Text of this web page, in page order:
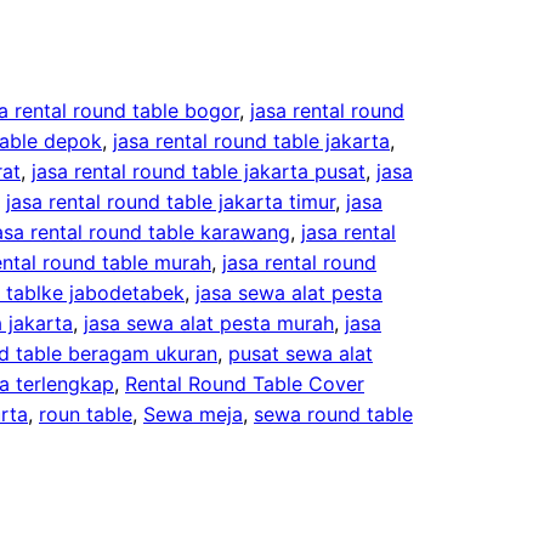
rental round table bogor, jasa rental round
depok, jasa rental round table jakarta
, jasa rental round table jakarta pusat, jasa
jasa rental round table jakarta timur, jasa
rental round table karawang, jasa rental
round table murah, jasa rental round
tablke jabodetabek, jasa sewa alat pesta
jakarta, jasa sewa alat pesta murah, jasa
table beragam ukuran, pusat sewa alat
terlengkap, Rental Round Table Cover
, roun table, Sewa meja, sewa round table